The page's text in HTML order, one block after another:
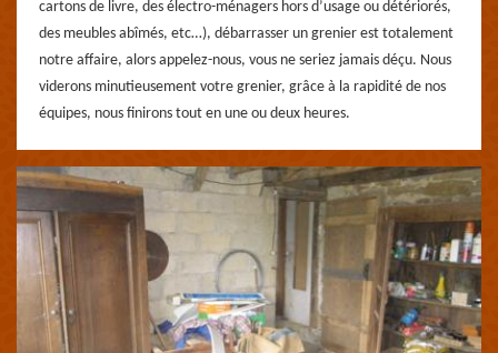
cartons de livre, des électro-ménagers hors d’usage ou détériorés,
des meubles abîmés, etc…), débarrasser un grenier est totalement
notre affaire, alors appelez-nous, vous ne seriez jamais déçu. Nous
viderons minutieusement votre grenier, grâce à la rapidité de nos
équipes, nous finirons tout en une ou deux heures.